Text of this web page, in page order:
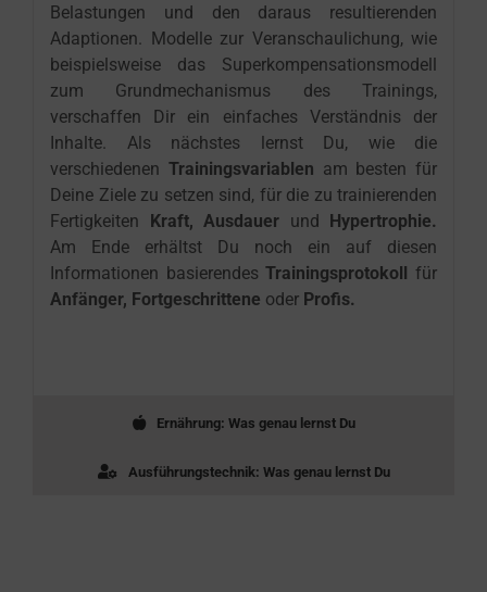
Belastungen und den daraus resultierenden
Adaptionen. Modelle zur Veranschaulichung, wie
beispielsweise das Superkompensationsmodell
zum Grundmechanismus des Trainings,
verschaffen Dir ein einfaches Verständnis der
Inhalte. Als nächstes lernst Du, wie die
verschiedenen Trainingsvariablen am besten für
Deine Ziele zu setzen sind, für die zu trainierenden
Fertigkeiten Kraft, Ausdauer und Hypertrophie.
Am Ende erhältst Du noch ein auf diesen
Informationen basierendesTrainingsprotokoll für
Anfänger, Fortgeschrittene oder Profis.
Ernährung: Was genau lernst Du
Ausführungstechnik: Was genau lernst Du